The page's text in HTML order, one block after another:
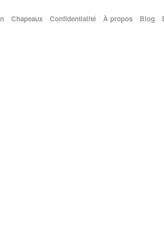
Chapeaux Confidentialité À propos Blog